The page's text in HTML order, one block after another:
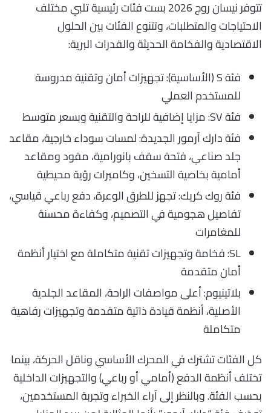
تتوفر نيسان روج 2026 بست فئات رئيسية تلبي مختلف
الاحتياجات والمتطلبات، وتتنوع الفئات بين الحلول
الاقتصادية والفخامة الحديثة والقدرات البرية:
فئة S (الأساسية): تجهيزات أمان وتقنية مدروسة
للمستخدم العملي
فئة SV: مزايا إضافية للراحة والتقنية وبسعر متوسط
فئة دارك آرمور الجديدة: لمسات سوداء خارجية، مقاعد
جلد صناعي، فتحة سقف بانورامية، مقود ومقاعد
أمامية بخاصية التسخين، وكاميرات رؤية محيطية
فئة روك كريك: تجهز للطرق الوعرة، دفع رباعي قياسي،
تفاصيل هجومية في التصميم، وكفاءة محسنة
للمغامرات
SL: فخامة وتجهيزات تقنية متكاملة مع اختيار أنظمة
أمان متقدمة
بلاتينيوم: أعلى مواصفات الراحة، المقاعد الجلدية
الأصلية، أنظمة قيادة ذاتية متقدمة وتجهيزات رفاهية
متكاملة
كل الفئات تشترك في المحرك الأساسي وناقل الحركة، بينما
تختلف أنظمة الدفع (أمامي أو رباعي) والتجهيزات الداخلية
بحسب الفئة. وبالنظر إلى آراء الخبراء وتجربة المستخدمين،